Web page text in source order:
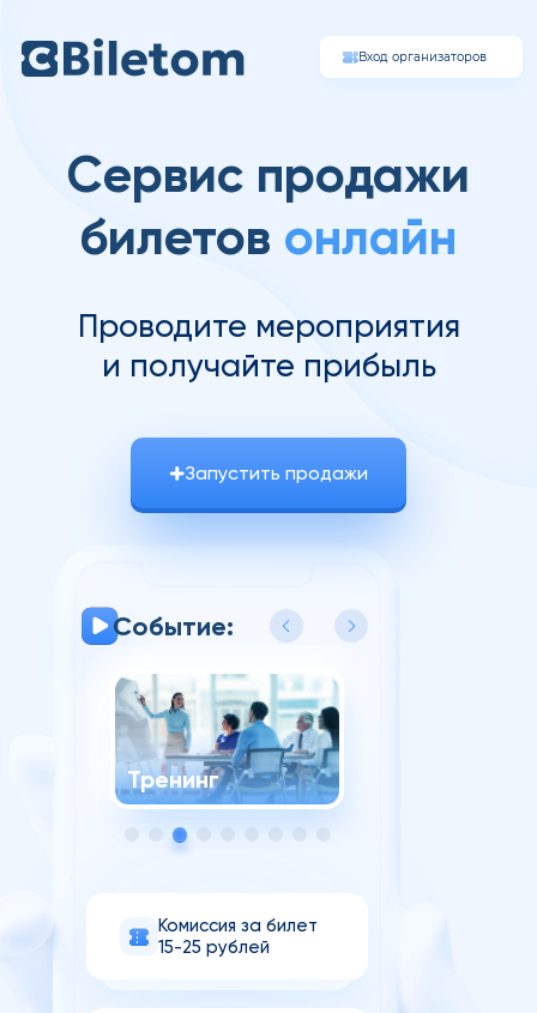
Вход организаторов
Cервис продажи
билетов онлайн
Проводите мероприятия
и получайте прибыль
Запустить продажи
Событие:
Тренинг
Комиссия за билет
15-25 рублей